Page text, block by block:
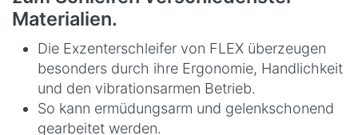
Materialien.
Die Exzenterschleifer von FLEX überzeugen
besonders durch ihre Ergonomie, Handlichkeit
und den vibrationsarmen Betrieb.
So kann ermüdungsarm und gelenkschonend
gearbeitet werden.